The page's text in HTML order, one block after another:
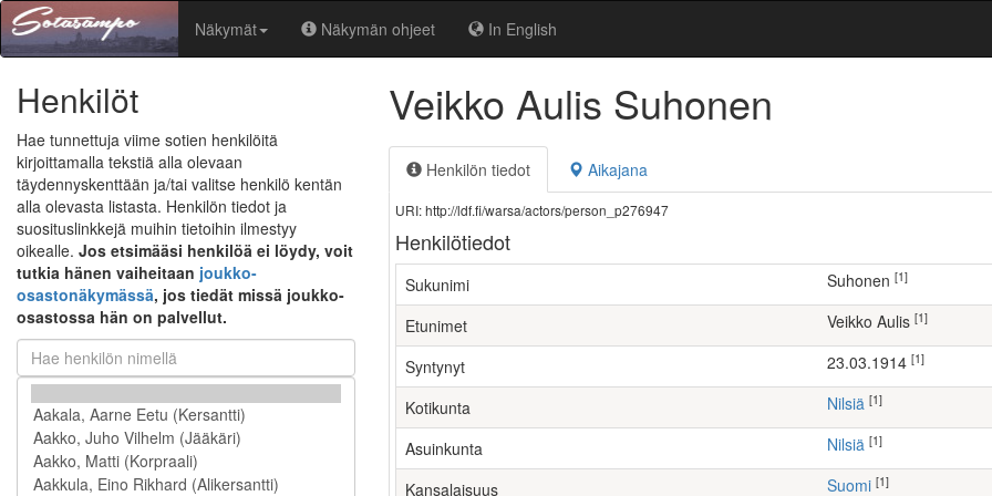
Näkymät Näkymän ohjeet In English
Henkilöt
Hae tunnettuja viime sotien henkilöitä
kirjoittamalla tekstiä alla olevaan
täydennyskenttään ja/tai valitse henkilö kentän
alla olevasta listasta. Henkilön tiedot ja
suosituslinkkejä muihin tietoihin ilmestyy
oikealle. Jos etsimääsi henkilöä ei löydy, voit
tutkia hänen vaiheitaan joukko-
osastonäkymässä, jos tiedät missä joukko-
osastossa hän on palvellut.
Veikko Aulis Suhonen
Henkilön tiedot Aikajana
URI: http://ldf.fi/warsa/actors/person_p276947
Henkilötiedot
Sukunimi Suhonen [1]
Etunimet Veikko Aulis [1]
Syntynyt 23.03.1914 [1]
Kotikunta Nilsiä [1]
Asuinkunta Nilsiä [1]
Kansalaisuus Suomi [1]